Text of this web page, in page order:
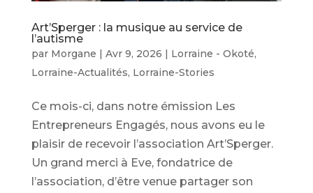
Art’Sperger : la musique au service de
l’autisme
par Morgane | Avr 9, 2026 | Lorraine - Okoté,
Lorraine-Actualités, Lorraine-Stories
Ce mois-ci, dans notre émission Les
Entrepreneurs Engagés, nous avons eu le
plaisir de recevoir l’association Art’Sperger.
Un grand merci à Eve, fondatrice de
l’association, d’être venue partager son